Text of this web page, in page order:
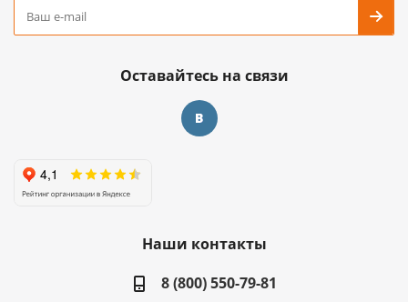
Оставайтесь на связи
Наши контакты
8 (800) 550-79-81